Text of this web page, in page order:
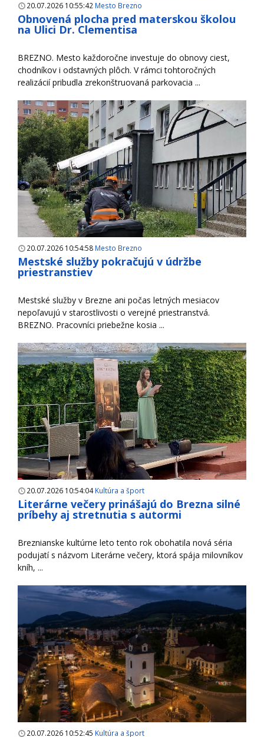
20.07.2026 10:55:42 Mesto Brezno
Obnovená plocha pred materskou školou
na Ulici Dr. Clementisa
BREZNO. Mesto každoročne investuje do obnovy ciest,
chodníkov i odstavných plôch. V rámci tohtoročných
realizácií pribudla zrekonštruovaná parkovacia ...
20.07.2026 10:54:58 Mesto Brezno
Mestské služby pokračujú v údržbe
priestranstiev
Mestské služby v Brezne ani počas letných mesiacov
nepoľavujú v starostlivosti o verejné priestranstvá.
BREZNO. Pracovníci priebežne kosia ...
20.07.2026 10:54:04Kultúra a šport
Literárne večery prinášajú do Brezna silné
príbehy aj stretnutia s autormi
Breznianske kultúrne leto tento rok obohatila nová séria
podujatí s názvom Literárne večery, ktorá spája milovníkov
kníh, ...
20.07.2026 10:52:45 Kultúra a šport